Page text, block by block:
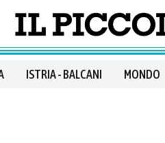
ISTRIA - BALCANI MONDO